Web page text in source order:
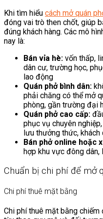
Khi tìm hiểu cách mở quán
đóng vai trò then chốt, giúp
đúng khách hàng. Các mô
nay là:
Bán vỉa hè: vốn thấp,
dân cư, trường học,
lao động
Quán phở bình dân:
phải chăng có thể mở
phòng, gần trường đại
Quán phở cao cấp:
phục vụ chuyên
lưu thưởng thức, khách
Bán phở online hoặc
hợp khu vực đông dân,
Chuẩn bị chi phí để mở
Chi phí thuê mặt bằng
Chi phí thuê mặt bằng